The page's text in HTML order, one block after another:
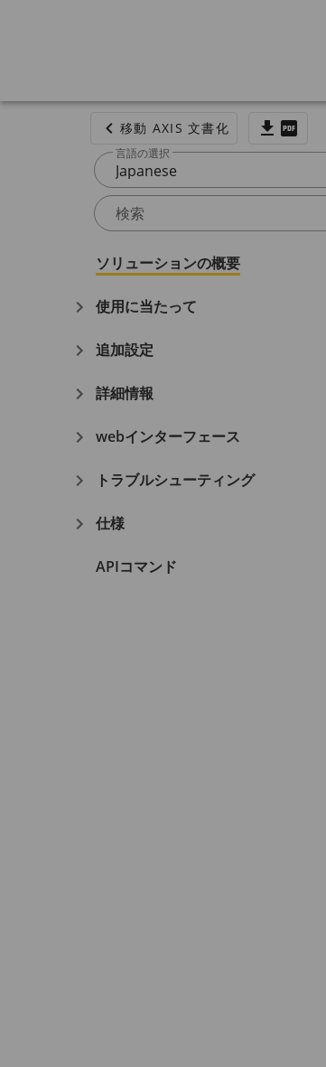
移動 AXIS 文書化
言語の選択
Japanese
検索
ソリューションの概要
使用に当たって
追加設定
詳細情報
webインターフェース
トラブルシューティング
仕様
APIコマンド